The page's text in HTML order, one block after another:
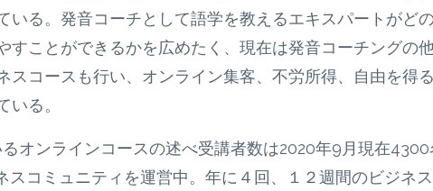
いる。発音コーチとして語学を教えるエキスパートがど
すことができるかを広めたく、現在は発音コーチングの
スコースも行い、オンライン集客、不労所得、自由を得
る。
オンラインコースの述べ受講者数は2020年9月現在4300
スコミュニティを運営中。年に４回、１２週間のビジネ